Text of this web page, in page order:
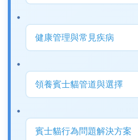
健康管理與常見疾病
領養賓士貓管道與選擇
賓士貓行為問題解決方案